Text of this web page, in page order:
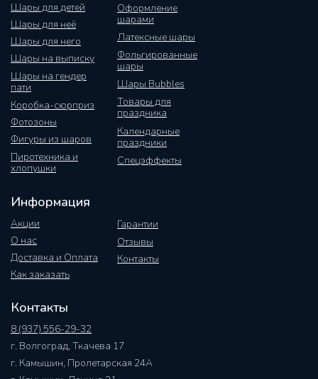
Шары для детей
Шары для неё
Шары на выписку
Шары на гендер
пати
Коробка-сюрприз
Фотозоны
Оформление
шарами
Фигуры из шаров
Латексные шары
Фольгированные
шары
Шары Bubbles
Шары для него
Товары для
праздника
Календарные
праздники
Пиротехника и
хлопушки
Спецэффекты
Информация
Акции
О нас
Как заказать
Гарантии
Отзывы
Контакты
Доставка и Оплата
Контакты
8 (937) 556-29-32
г. Волгоград, Ткачева 17
г. Камышин, Пролетарская 24А